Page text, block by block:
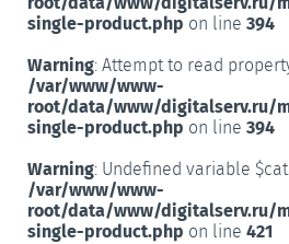
single-product.php on line 394
Warning: Attempt to read
/var/www/www-
root/data/www/digitalserv.ru/
single-product.php on line 394
Warning: Undefined variable
/var/www/www-
root/data/www/digitalserv.ru/
single-product.php on line 421